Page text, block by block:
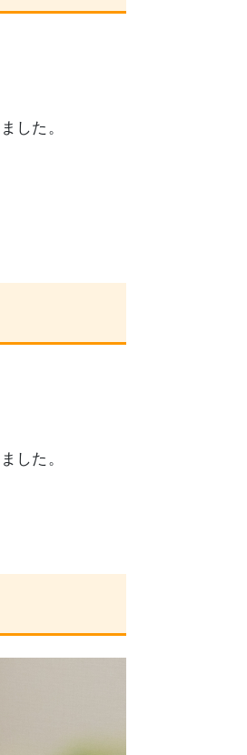
した。
した。